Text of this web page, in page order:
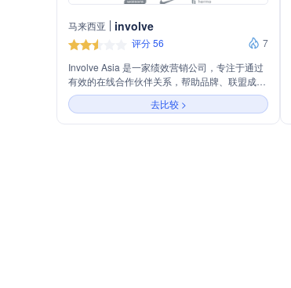
马来西亚 involve
评分 56
7
Involve Asia 是一家绩效营销公司，专注于通过
有效的在线合作伙伴关系，帮助品牌、联盟成员
和影响者增加收入。
去比较 >